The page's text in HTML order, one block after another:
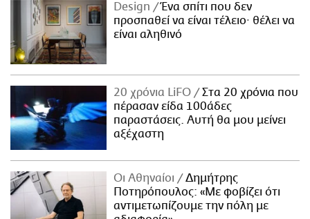
Design
Ένα σπίτι που δεν
προσπαθεί να είναι τέλειο· θέλει να
είναι αληθινό
20 χρόνια LiFO
Στα 20 χρόνια που
πέρασαν είδα 100άδες
παραστάσεις. Αυτή θα μου μείνει
αξέχαστη
Οι Αθηναίοι
Δημήτρης
Ποτηρόπουλος: «Με φοβίζει ότι
αντιμετωπίζουμε την πόλη με